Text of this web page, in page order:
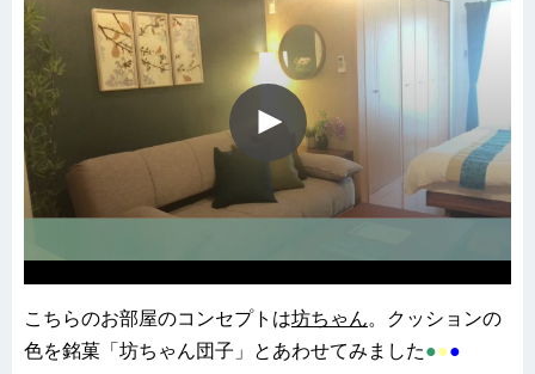
こちらのお部屋のコンセプトは坊ちゃん。クッションの
色を銘菓「坊ちゃん団子」とあわせてみました●●●